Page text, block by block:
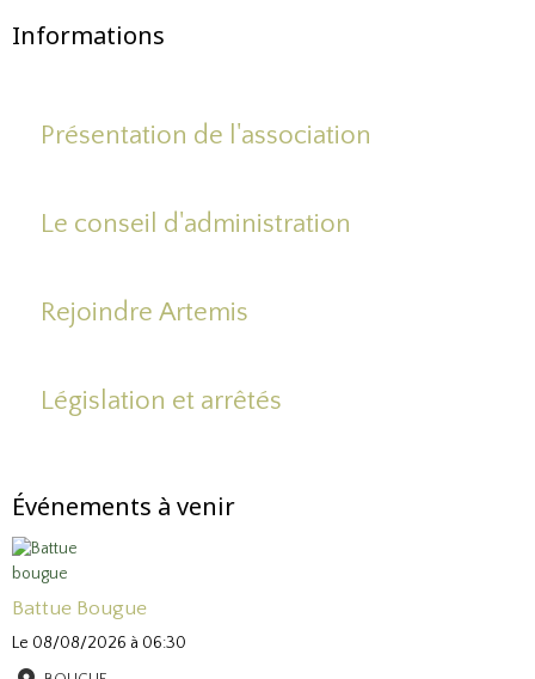
Informations
Présentation de l'association
Le conseil d'administration
Rejoindre Artemis
Législation et arrêtés
Événements à venir
Battue Bougue
Le 08/08/2026 à 06:30